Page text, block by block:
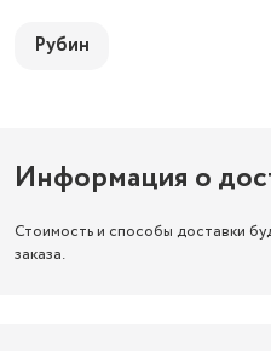
Рубин
Информация о
Стоимость и способы доставки
заказа.